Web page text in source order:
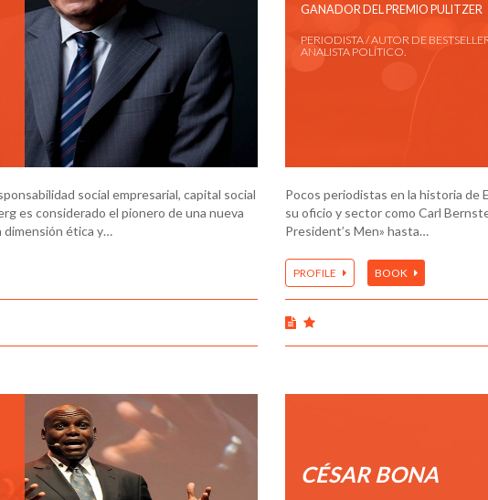
social empresarial, capital social
es considerado el pionero de una nueva
dimensión ética y…
GANADOR DEL PREMIO PULITZER
PERIODISTA / AUTOR DE
ANALISTA POLÍTICO.
Pocos periodistas en la historia de
su oficio y sector como Carl
President’s Men» hasta…
PROFILE BOOK
CÉSAR BONA